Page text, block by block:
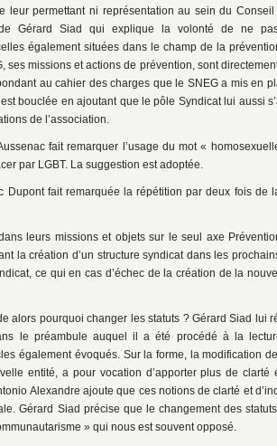
leur permettant ni représentation au sein du
Gérard Siad qui explique la volonté de ne pas
également situées dans le champ de la
ses missions et actions de prévention, sont
au cahier des charges que le SNEG a mis en
bouclée en ajoutant que le pôle Syndicat lui aussi
de l’association.
fait remarquer l’usage du mot «
par LGBT. La suggestion est adoptée.
Dupont fait remarquée la répétition par deux fois de
leurs missions et objets sur le seul axe
la création d’un structure syndicat dans les
ce qui en cas d’échec de la création de la
alors pourquoi changer les statuts ? Gérard Siad lui
le préambule auquel il a été procédé à la
également évoqués. Sur la forme, la modification
entité, a pour vocation d’apporter plus de clarté
Alexandre ajoute que ces notions de clarté et
Gérard Siad précise que le changement des
» qui nous est souvent opposé.